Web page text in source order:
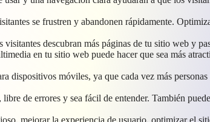
se frustren y abandonen rápidamente.
descubran más páginas de tu sitio web y
en tu sitio web puede hacer que sea más
dispositivos móviles, ya que cada vez más
de errores y sea fácil de entender. También
mejorar la experiencia de usuario, optimizar el